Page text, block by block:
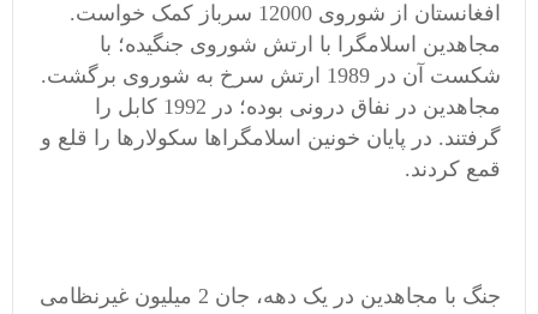
افغانستان از شوروی 12000 سرباز کمک خواست.
مجاهدین اسلامگرا با ارتش شوروی جنگیده؛ با
شکست آن در 1989 ارتش سرخ به شوروی برگشت.
مجاهدین در نفاق درونی بوده؛ در 1992 کابل را
گرفتند. در پایان خونین اسلامگراها سکولارها را قلع و
قمع کردند.
جنگ با مجاهدین در یک دهه، جان 2 میلیون غیرنظامی